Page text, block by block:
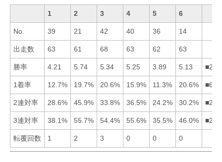
1 2 3 4 5 6
No. 39 21 42 40 36 14
出走数 63 61 68 63 62 63
勝率 4.21 5.74 5.34 5.25 3.89 5.13
1着率 12.7% 19.7% 20.6% 15.9% 11.3% 20.6%
2連対率 28.6% 45.9% 33.8% 36.5% 24.2% 30.2%
3連対率 38.1% 55.7% 54.4% 55.6% 35.5% 46.0%
転覆回数 1 2 3 0 0 0